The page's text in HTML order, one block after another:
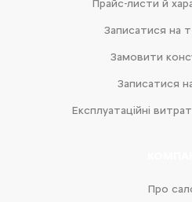
Прайс-листи й
Записатися на
Замовити
Записатися
Експлуатаційні
Про